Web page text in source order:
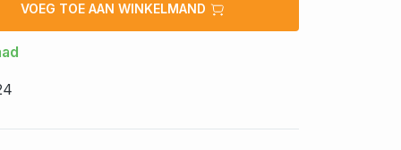
VOEG TOE AAN WINKELMAND